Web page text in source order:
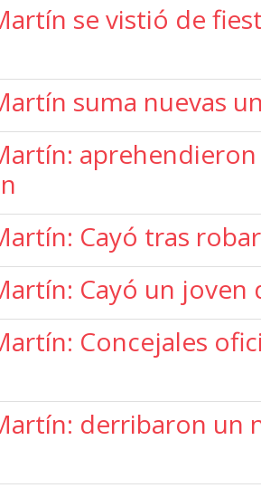
se vistió de
suma nuevas
Cayó tras
Cayó un
Concejales
derribaron un